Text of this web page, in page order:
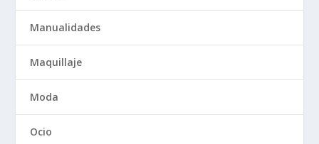
Manualidades
Maquillaje
Moda
Ocio